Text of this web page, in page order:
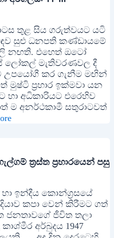
තුළ සිය ගරුත්වයට යටි
සුළු ධනපති කණ්ඩායමේ
නඟති. එහෙත් ඔටෝ
ලෝකල් මැතිවරණවල දී
උපයෝගී කර ගැනීම මඟින්
ප්‍රහාර ඉක්මවා යන
හා අධිකාරියට එරෙහිව
ම අනර්ථකාමී සතුරාටවත්
ත්‍රස්ත ප්‍රහාරයෙන් පසු
හා ඉන්දීය කොන්ග්‍රසයේ
කපා වෙන් කිරීමට ගත්
ජනතාවගේ ජීවිත තලා
අර්බුදය 1947